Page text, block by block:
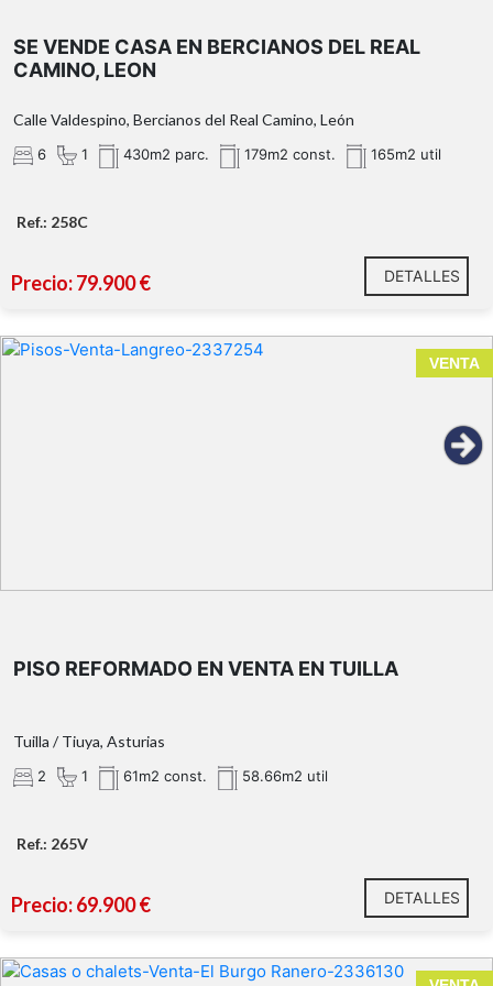
independientes
reformado hace unos meses.
Bercianos del Real Camino
La vivienda no está registrada. No es apta para
concertar una visita. ¡Ven a descubrir tu próximo
SE VENDE CASA EN BERCIANOS DEL REAL
CAMINO, LEON
Calle Valdespino, Bercianos del Real Camino, León
6 1 430m2 parc. 179m2 const. 165m2 util
Ref.: 258C
Precio: 79.900 € DETALLES
VENTA
Cocina americana-sala.
PISO REFORMADO EN VENTA EN TUILLA
Tuilla / Tiuya, Asturias
2 1 61m2 const. 58.66m2 util
Ref.: 265V
Precio: 69.900 € DETALLES